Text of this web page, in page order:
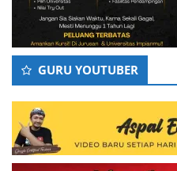
GURU YOUTUBER